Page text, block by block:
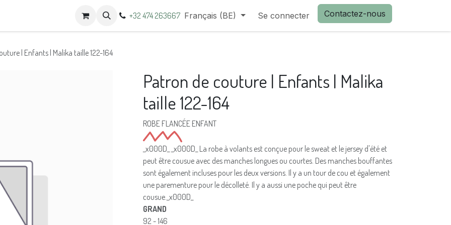
Termine +32 474 263667 Français (BE) Se connecter Contactez-nous
| Enfants | Malika taille 122-164
Patron de couture | Enfants | Malika
taille 122-164
ROBE FLANCÉE ENFANT
_x000D_ _x000D_ La robe à volants est conçue pour le sweat et le jersey d'été et
peut être cousue avec des manches longues ou courtes. Des manches bouffantes
sont également incluses pour les deux versions. Il y a un tour de cou et également
une parementure pour le décolleté. Il y a aussi une poche qui peut être
cousue._x000D_
GRAND
92 - 146